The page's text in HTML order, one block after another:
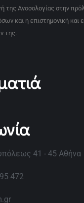
της Ανοσολογίας στην
και η επιστημονική και
της.
41 - 45 Αθήνα
472